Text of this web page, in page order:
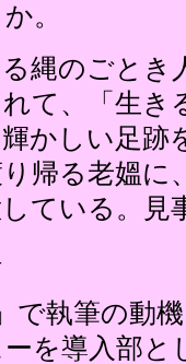
。
のごとき人
れて、「生
かしい足跡
り帰る老媼
ている。見
で執筆の動
ーを導入部